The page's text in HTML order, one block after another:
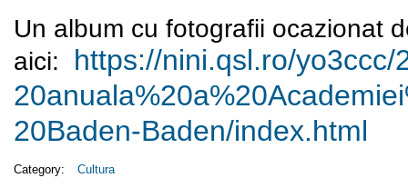
Un album cu fotografii ocazionat
aici:
https://nini.qsl.ro/yo3ccc/
20Baden-Baden/index.html
Category: Cultura